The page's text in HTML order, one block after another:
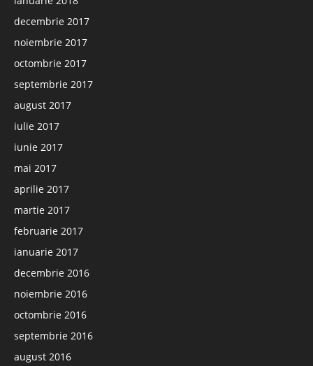
decembrie 2017
noiembrie 2017
octombrie 2017
septembrie 2017
august 2017
iulie 2017
iunie 2017
mai 2017
aprilie 2017
martie 2017
februarie 2017
ianuarie 2017
decembrie 2016
noiembrie 2016
octombrie 2016
septembrie 2016
august 2016